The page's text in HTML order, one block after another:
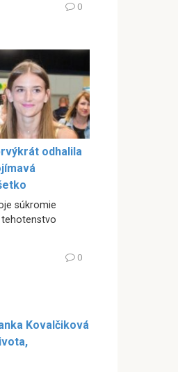
0
odhalila
súkromie
0
Kovalčiková